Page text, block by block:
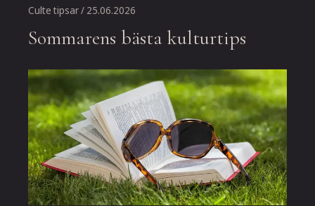
Culte tipsar/ 25.06.2026
Sommarens bästa kulturtips